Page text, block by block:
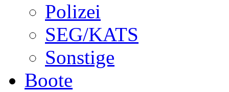
Polizei
SEG/KATS
Sonstige
Boote